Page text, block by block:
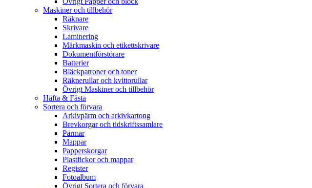
Maskiner och tillbehör
Räknare
Skrivare
Laminering
Märkmaskin och etikettskrivare
Dokumentförstörare
Batterier
Bläckpatroner och toner
Räknerullar och kvittorullar
Övrigt Maskiner och tillbehör
Häfta & Fästa
Sortera och förvara
Arkivpärm och arkivkartong
Brevkorgar och tidskriftssamlare
Pärmar
Mappar
Papperskorgar
Plastfickor och mappar
Register
Fotoalbum
Övrigt Sortera och förvara